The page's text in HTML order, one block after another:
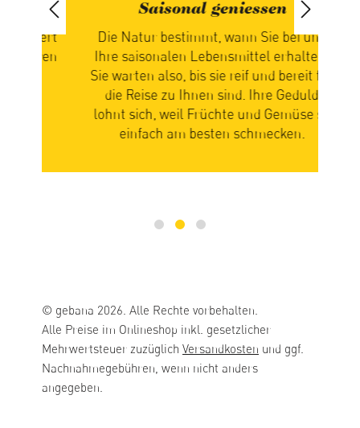
Saisonal geniessen
Die Natur bestimmt, wann Sie bei uns
Ihre saisonalen Lebensmittel erhalten.
Sie warten also, bis sie reif und bereit für
die Reise zu Ihnen sind. Ihre Geduld
lohnt sich, weil Früchte und Gemüse so
einfach am besten schmecken.
© gebana 2026. Alle Rechte vorbehalten.
Alle Preise im Onlineshop inkl. gesetzlicher
Mehrwertsteuer zuzüglich Versandkosten und ggf.
Nachnahmegebühren, wenn nicht anders
angegeben.